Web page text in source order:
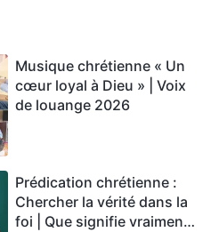
Musique chrétienne « Un
cœur loyal à Dieu » | Voix
de louange 2026
Prédication chrétienne :
Chercher la vérité dans la
foi | Que signifie vraiment